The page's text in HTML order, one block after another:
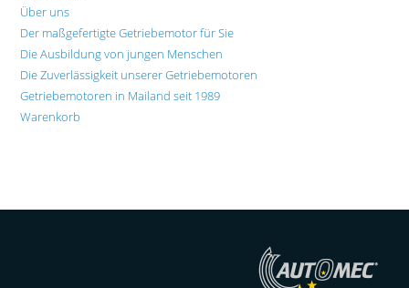
Über uns
Der maßgefertigte Getriebemotor für Sie
Die Ausbildung von jungen Menschen
Die Zuverlässigkeit unserer Getriebemotoren
Getriebemotoren in Mailand seit 1989
Warenkorb